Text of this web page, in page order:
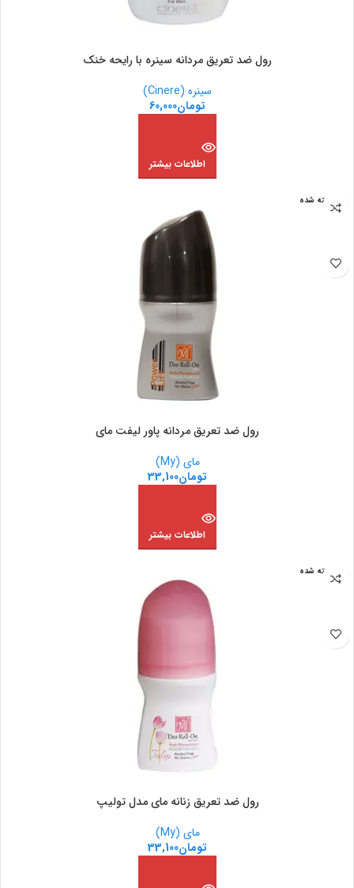
رول ضد تعریق مردانه سینره با رایحه خنک
سینره (Cinere)
تومان60,000
اطلاعات بیشتر
فروخته شده
رول ضد تعریق مردانه پاور لیفت مای
مای (My)
تومان33,100
اطلاعات بیشتر
فروخته شده
رول ضد تعریق زنانه مای مدل تولیپ
مای (My)
تومان33,100